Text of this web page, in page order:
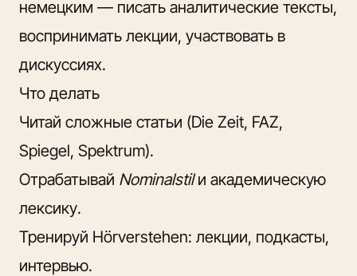
немецким — писать аналитические тексты,
воспринимать лекции, участвовать в
дискуссиях.
Что делать
Читай сложные статьи (Die Zeit, FAZ,
Spiegel, Spektrum).
Отрабатывай Nominalstilи академическую
лексику.
Тренируй Hörverstehen: лекции, подкасты,
интервью.